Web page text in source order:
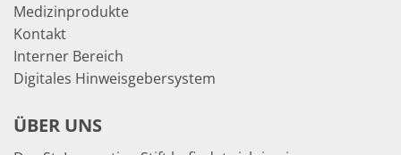
Medizinprodukte
Kontakt
Interner Bereich
Digitales Hinweisgebersystem
ÜBER UNS